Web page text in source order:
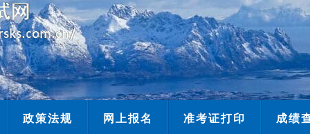
政策法规 网上报名 准考证打印 成绩
当前时间：